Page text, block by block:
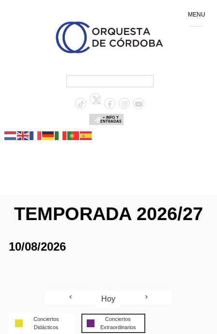
+ INFO Y
ENTRADAS
TEMPORADA 2026/27
10/08/2026
Hoy
Conciertos
Didácticos
Conciertos
Extraordinarios
MENU